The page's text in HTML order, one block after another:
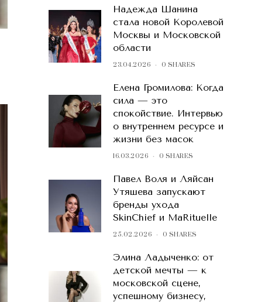
Надежда Шанина
стала новой Королевой
Москвы и Московской
области
23.04.2026 0 SHARES
Елена Громилова: Когда
сила — это
спокойствие. Интервью
о внутреннем ресурсе и
жизни без масок
16.03.2026 0 SHARES
Павел Воля и Ляйсан
Утяшева запускают
бренды ухода
SkinChief и MaRituelle
25.02.2026 0 SHARES
Элина Ладыченко: от
детской мечты — к
московской сцене,
успешному бизнесу,